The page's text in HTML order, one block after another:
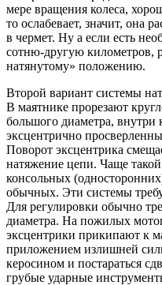
мере вращения колеса,
то ослабевает, значит, она
в чермет. Ну а если есть
сотню-другую километров,
натянутому» положению.
Второй вариант системы
В маятнике прорезают
большого диаметра, внутри
эксцентрично
Поворот эксцентрика
натяжение цепи. Чаще такой
консольных
обычных. Эти системы
Для регулировки обычно
диаметра. На пожилых
эксцентрики прикипают к
приложением излишней
керосином и постараться
грубые ударные